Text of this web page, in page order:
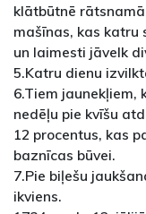
klātbūtnē
mašīnas, kas katru
un laimesti jāvelk
5.Katru dienu
6.Tiem jaunekļiem,
nedēļu pie kvīšu
12 procentus, kas
baznīcas būvei.
7.Pie biļešu
ikviens.